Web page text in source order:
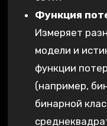
Функция
Измеряет
модели и
функции
(например,
бинарной